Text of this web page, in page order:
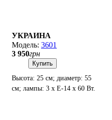
УКРАИНА
3601
3 950грн
Купить
Высота: 25 см; диаметр: 55
см; лампы: 3 х Е-14 х 60 Вт.